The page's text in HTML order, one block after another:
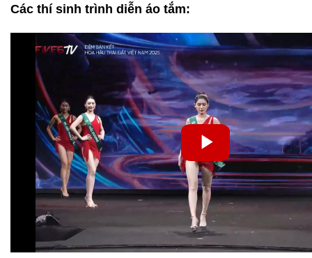
Các thí sinh trình diễn áo tắm: